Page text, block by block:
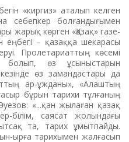
«киргиз» аталып келген
себепкер болғандығымен
жарық көрген «Қазақ» газе­
еңбегі – қазаққа шекарасы
Пролетариаттың көсемі
болып, өз ұсыныстарын
өз замандастары да
ар-ұжданы», «Алаштың
бұрын тарихи тұлғаның
«...қан жыла­ған қазақ
білім, саясат жолындағы
та, тарих ұмытпайды.
ырға тарихымен жалғасып